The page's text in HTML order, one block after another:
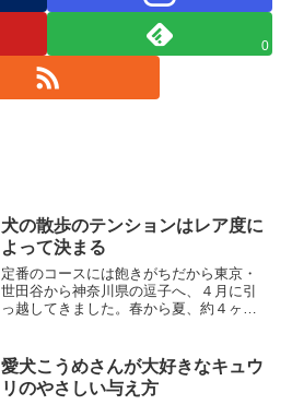
0
犬の散歩のテンションはレア度に
よって決まる
定番のコースには飽きがちだから東京・
世田谷から神奈川県の逗子へ、４月に引
っ越してきました。春から夏、約４ヶ月
ともに、愛犬こうめさん（７才）とのお
散歩コースもバリエーショ...
愛犬こうめさんが大好きなキュウ
リのやさしい与え方